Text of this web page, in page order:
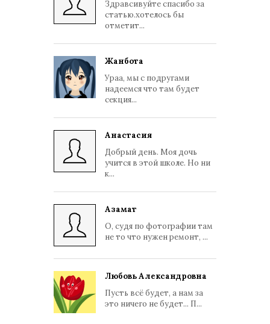
Здравсивуйте спасибо за
статью.хотелось бы
отметит...
Жанбота
Ураа, мы с подругами
надеемся что там будет
секция...
Анастасия
Добрый день. Моя дочь
учится в этой школе. Но ни
к...
Азамат
О, судя по фотографии там
не то что нужен ремонт, ...
Любовь Александровна
Пусть всё будет, а нам за
это ничего не будет... П...